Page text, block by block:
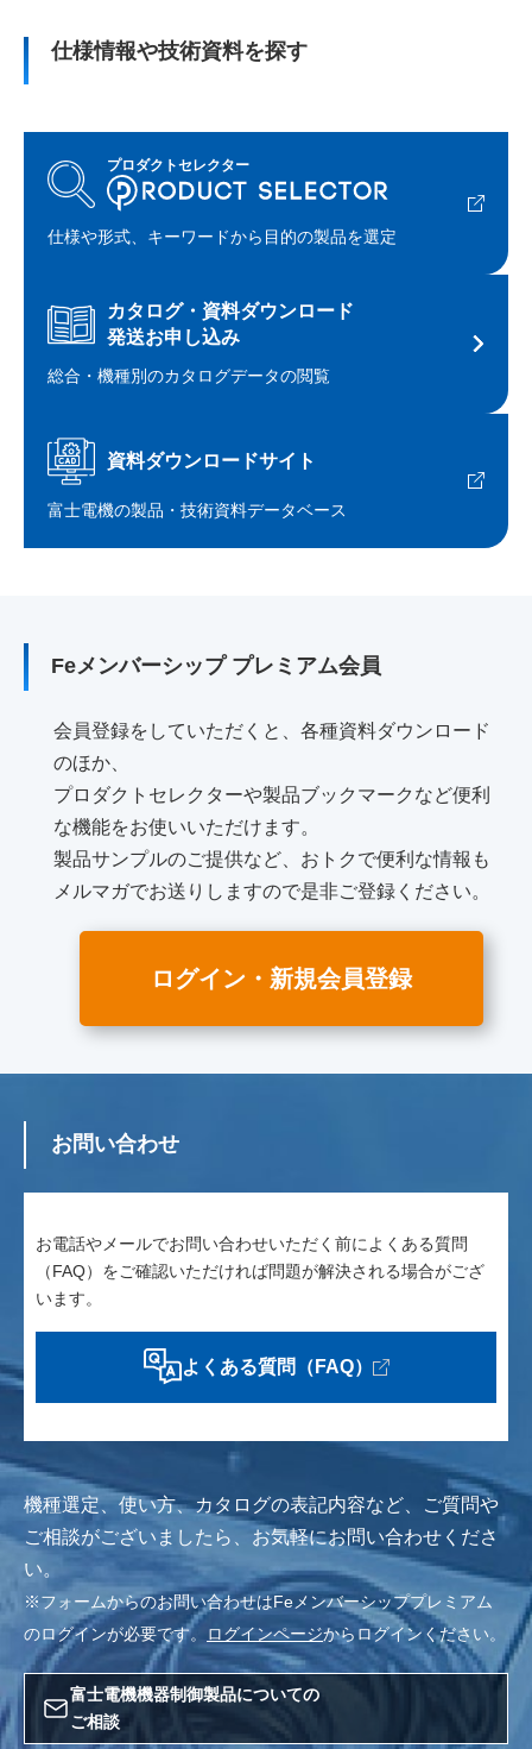
仕様情報や技術資料を探す
プロダクトセレクター
仕様や形式、キーワードから目的の製品を選定
カタログ・資料ダウンロード
発送お申し込み
総合・機種別のカタログデータの閲覧
資料ダウンロードサイト
富士電機の製品・技術資料データベース
Feメンバーシップ プレミアム会員
会員登録をしていただくと、各種資料ダウンロード
のほか、
プロダクトセレクターや製品ブックマークなど便利
な機能をお使いいただけます。
製品サンプルのご提供など、おトクで便利な情報も
メルマガでお送りしますので是非ご登録ください。
ログイン・新規会員登録
お問い合わせ
お電話やメールでお問い合わせいただく前によくある質問
（FAQ）をご確認いただければ問題が解決される場合がござ
います。
よくある質問（FAQ）
機種選定、使い方、カタログの表記内容など、
ご質問や
ご相談がございましたら、お気軽にお問い合わせくださ
い。
※フォームからのお問い合わせはFeメンバーシッププレミアム
のログインが必要です。
ログインページからログインください。
富士電機機器制御製品についての
ご相談